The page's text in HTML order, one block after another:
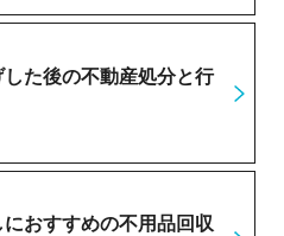
た後の不動産処分と行
おすすめの不用品回収